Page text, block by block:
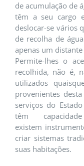
de acumulação de
têm a seu cargo
deslocar-se vários
de recolha de
apenas um
Permite-lhes o
recolhida, não é,
utilizados
provenientes
serviços do
têm
existem
criar sistemas
suas habitações.